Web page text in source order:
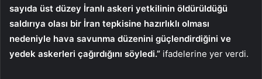
sayıda üst düzey İranlı askeri yetkilinin öldürüldüğü
saldırıya olası bir İran tepkisine hazırlıklı olması
nedeniyle hava savunma düzenini güçlendirdiğini ve
yedek askerleri çağırdığını söyledi.” ifadelerine yer verdi.